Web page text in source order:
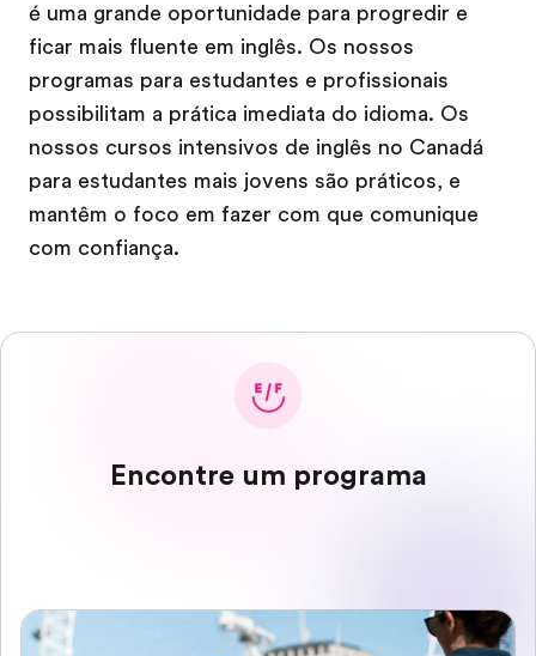
é uma grande oportunidade para progredir e
ficar mais fluente em inglês. Os nossos
programas para estudantes e profissionais
possibilitam a prática imediata do idioma. Os
nossos cursos intensivos de inglês no Canadá
para estudantes mais jovens são práticos, e
mantêm o foco em fazer com que comunique
com confiança.
Encontre um programa